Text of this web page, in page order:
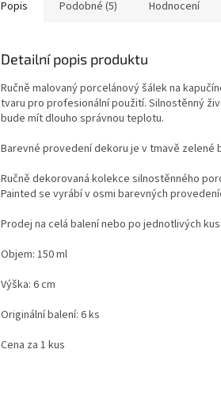
Popis Podobné (5) Hodnocení
Detailní popis produktu
Ručně malovaný porcelánový šálek na
tvaru pro profesionální použití. Silnostěnný
bude mít dlouho správnou teplotu.
Barevné provedení dekoru je v tmavě zelené
Ručně dekorovaná kolekce silnostěnného
Painted se vyrábí v osmi barevných
Prodej na celá balení nebo po jednotlivých
Objem: 150 ml
Výška: 6 cm
Originální balení: 6 ks
Cena za 1 kus